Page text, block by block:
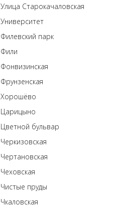
Улица Старокачаловская
Университет
Филевский парк
Фили
Фонвизинская
Фрунзенская
Хорошёво
Царицыно
Цветной бульвар
Черкизовская
Чертановская
Чеховская
Чистые пруды
Чкаловская